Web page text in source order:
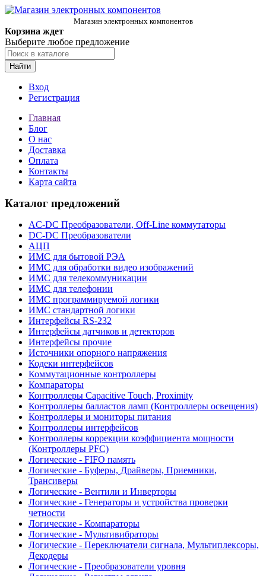
Магазин электронных компонентов
Корзина ждет
Выберите любое предложение
Найти
Вход
Регистрация
Главная
Блог
О нас
Доставка
Оплата
Контакты
Карта сайта
Каталог предложений
AC-DC Преобразователи, Off-Line коммутаторы
DC-DC Преобразователи
АЦП
ИМС для бытовой РЭА
ИМС для обработки видео изображений
ИМС для телекоммуникации
ИМС для телефонии
ИМС программируемой логики
ИМС стандартной логики
Интерфейсы RS-232
Интерфейсы датчиков и детекторов
Интерфейсы прочие
Источники опорного напряжения
Кодеки интерфейсов
Коммутационные контроллеры
Компараторы
Контроллеры Capacitive Touch, Proximity
Контроллеры балластов ламп (Контроллеры освещения)
Контроллеры и мониторы питания
Контроллеры интерфейсов
Контроллеры коррекции коэффициента мощности
(Контроллеры PFC)
Логические - FIFO память
Логические - Буферы, Драйверы, Приемники,
Трансиверы
Логические - Вентили и Инверторы
Логические - Генераторы и устройства проверки
четности
Логические - Компараторы
Логические - Мультивибраторы
Логические - Переключатели сигнала, Мультиплексоры,
Декодеры
Логические - Преобразователи уровня